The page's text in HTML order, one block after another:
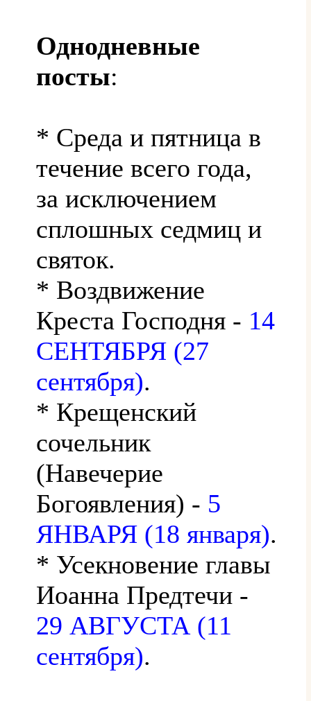
Однодневные
посты:
* Среда и пятница в
течение всего года,
за исключением
сплошных седмиц и
святок.
* Воздвижение
Креста Господня - 14
СЕНТЯБРЯ (27
сентября).
* Крещенский
сочельник
(Навечерие
Богоявления) - 5
ЯНВАРЯ (18 января).
* Усекновение главы
Иоанна Предтечи -
29 АВГУСТА (11
сентября).